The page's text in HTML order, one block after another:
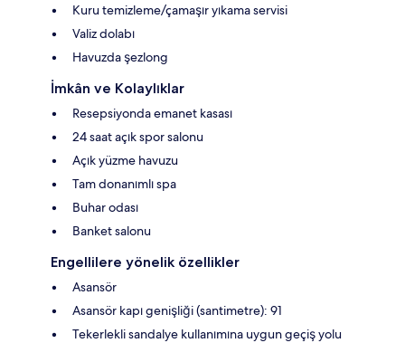
Kuru temizleme/çamaşır yıkama servisi
Valiz dolabı
Havuzda şezlong
İmkân ve Kolaylıklar
Resepsiyonda emanet kasası
24 saat açık spor salonu
Açık yüzme havuzu
Tam donanımlı spa
Buhar odası
Banket salonu
Engellilere yönelik özellikler
Asansör
Asansör kapı genişliği (santimetre): 91
Tekerlekli sandalye kullanımına uygun geçiş yolu